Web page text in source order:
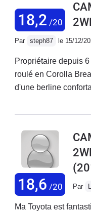
son
une
4.3
qui
18,2 /20
Par steph87 le 15/12/
Propriétaire depuis
roulé en Corolla
d'une berline
même chose que
petits détails de
Garnissage de coffre.
18,6 /20 Par
Ma Toyota est